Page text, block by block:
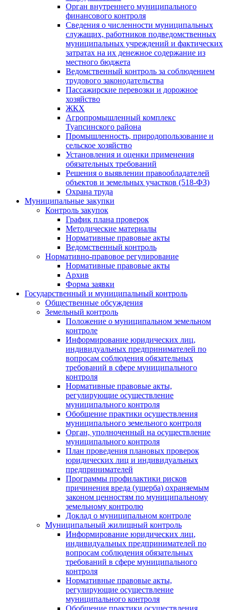
Орган внутреннего муниципального
финансового контроля
Сведения о численности муниципальных
служащих, работников подведомственных
муниципальных учреждений и фактических
затратах на их денежное содержание из
местного бюджета
Ведомственный контроль за соблюдением
трудового законодательства
Пассажирские перевозки и дорожное
хозяйство
ЖКХ
Агропромышленный комплекс
Туапсинского района
Промышленность, природопользование и
сельское хозяйство
Установления и оценки применения
обязательных требований
Решения о выявлении правообладателей
объектов и земельных участков (518-ФЗ)
Охрана труда
Муниципальные закупки
Контроль закупок
График плана проверок
Методические материалы
Нормативные правовые акты
Ведомственный контроль
Нормативно-правовое регулирование
Нормативные правовые акты
Архив
Форма заявки
Государственный и муниципальный контроль
Общественные обсуждения
Земельный контроль
Положение о муниципальном земельном
контроле
Информирование юридических лиц,
индивидуальных предпринимателей по
вопросам соблюдения обязательных
требований в сфере муниципального
контроля
Нормативные правовые акты,
регулирующие осуществление
муниципального контроля
Обобщение практики осуществления
муниципального земельного контроля
Орган, уполноченный на осуществление
муниципального контроля
План проведения плановых проверок
юридических лиц и индивидуальных
предпринимателей
Программы профилактики рисков
причинения вреда (ущерба) охраняемым
законом ценностям по муниципальному
земельному контролю
Доклад о муниципальном контроле
Муниципальный жилищный контроль
Информирование юридических лиц,
индивидуальных предпринимателей по
вопросам соблюдения обязательных
требований в сфере муниципального
контроля
Нормативные правовые акты,
регулирующие осуществление
муниципального контроля
Обобщение практики осуществления